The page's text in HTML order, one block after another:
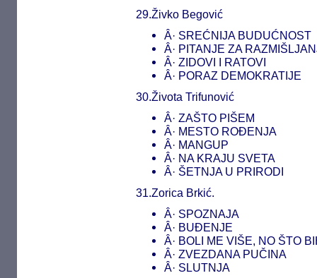
29.Živko Begović
Â· SREĆNIJA BUDUĆNOST
Â· PITANJE ZA
Â· ZIDOVI I RATOVI
Â· PORAZ DEMOKRATIJE
30.Života Trifunović
Â· ZAŠTO PIŠEM
Â· MESTO ROĐENJA
Â· MANGUP
Â· NA KRAJU SVETA
Â· ŠETNJA U PRIRODI
31.Zorica Brkić.
Â· SPOZNAJA
Â· BUĐENJE
Â· BOLI ME VIŠE, NO ŠTO
Â· ZVEZDANA PUČINA
Â· SLUTNJA